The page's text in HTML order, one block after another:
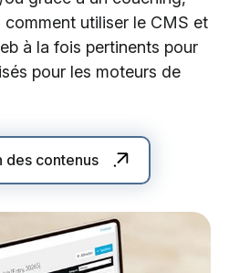
utiliser le CMS et
à la fois pertinents pour
pour les moteurs de
des contenus